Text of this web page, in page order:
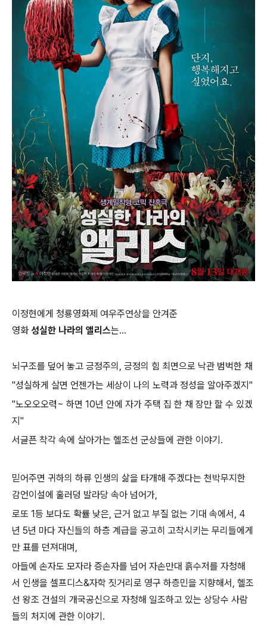
이정현에게 청룡영화제 여우주연상을 안겨준
영화 성실한 나라의 앨리스는...
뇌구조를 덮어 놓고 긍정주의, 긍정의 힘 최면으로 낙관 범벅한 채
"성실하게 살면 언젠가는 세상이 나의 노력과 정성을 알아주겠지"
"노오오오력~ 하면 10년 안에 자가 주택 집 한 채 장만 할 수 있겠
지"
서글픈 착각 속에 살아가는 헬조선 군상들에 관한 이야기.
믿어주면 귀하의 하류 인생의 삶을 타개해 주겠다는 천박무지한
감언이설에 훌러덩 발라당 속아 넘어가,
로또 1등 보다도 확률 낮은, 근거 없고 부질 없는 기대 속에서, 4
년 5년 마다 자신들의 하층 계급을 공고히 고착시키는 무리들에게
만 표를 던져대며,
아들에 손자도 모자라 증손자를 넘어 자손만대 흙수저를 자청해
서 인생을 셀프디스&자학 짓거리로 영구 하층민을 지향해서, 헬조
선 왕조 건설의 개국공신으로 자청해 일조하고 있는 상당수 사람
들의 처지에 관한 이야기.